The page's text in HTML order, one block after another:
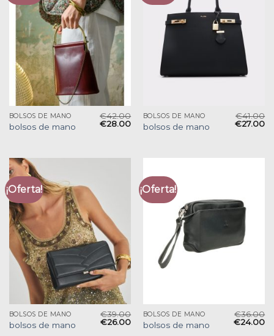
BOLSOS DE MANO
bolsos de mano
€42.00
€28.00
BOLSOS DE MANO
bolsos de mano
€41.00
€27.00
¡Oferta!
BOLSOS DE MANO
bolsos de mano
€39.00
€26.00
¡Oferta!
BOLSOS DE MANO
bolsos de mano
€36.00
€24.00